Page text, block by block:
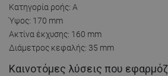
Κατηγορία ροής: A
Ύψος: 170 mm
Ακτίνα έκχυσης: 160 mm
Διάμετρος κεφαλής: 35 mm
Καινοτόμες λύσεις που